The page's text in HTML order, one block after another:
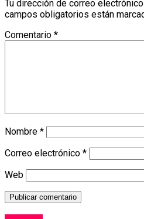
Tu dirección de correo
campos obligatorios están
Comentario *
Nombre *
Correo electrónico *
Web